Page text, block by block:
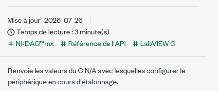
Mise à jour 2026-07-26
Temps de lecture : 3 minute(s)
NI-DAQ™mx
Référence de l'API LabVIEW G
Renvoie les valeurs du C N/A avec lesquelles configurer le
périphérique en cours d'étalonnage.